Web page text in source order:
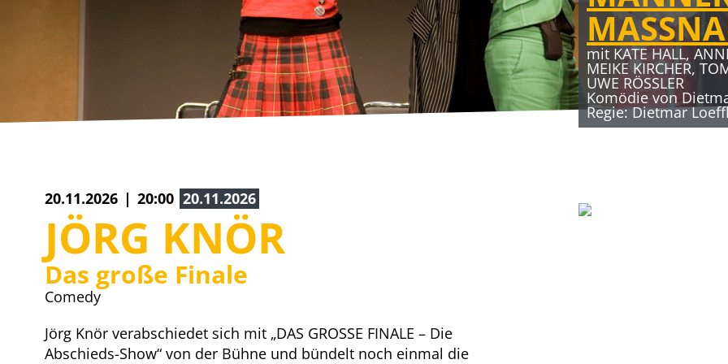
mit KATE HALL,
MEIKE KIRCHER,
UWE RÖSSLER
Komödie von
Regie: Dietmar
19.03.2027 –
DER
mit MICHAELA MAY
Komödie von Audrey
30.04.2027 –
mit DUSTIN
THULL-EMDEN u. a.
Kein Thriller (Auch
Sebastian Fitzek für
20.11.2026
20:00 20.11.2026
JÖRG KNÖR
Das große Finale
Comedy
Jörg Knör verabschiedet sich mit „DAS GROSSE FINALE – Die
Abschieds-Show“ von der Bühne und bündelt noch einmal die